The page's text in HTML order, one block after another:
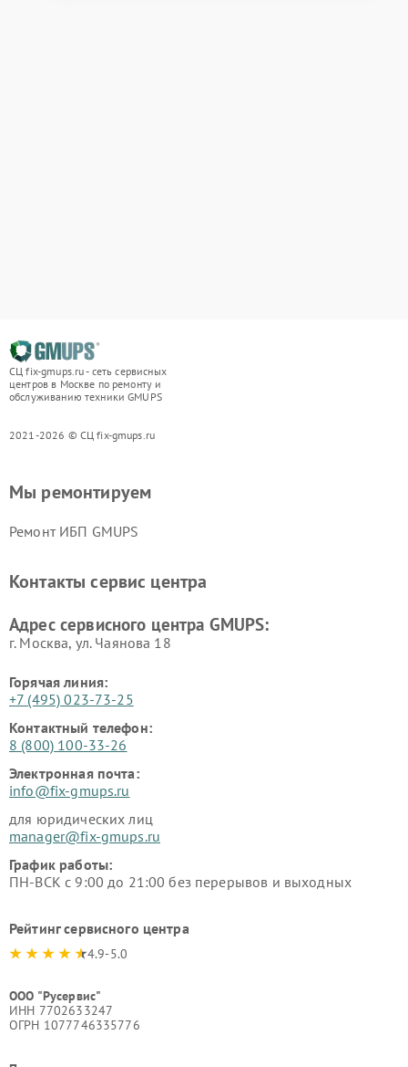
СЦ fix-gmups.ru - сеть сервисных
центров в Москве по ремонту и
обслуживанию техники GMUPS
2021-2026 © СЦ fix-gmups.ru
Мы ремонтируем
Ремонт ИБП GMUPS
Контакты сервис центра
Адрес сервисного центра GMUPS:
г. Москва, ул. Чаянова 18
Горячая линия:
+7 (495) 023-73-25
Контактный телефон:
8 (800) 100-33-26
Электронная почта:
info@fix-gmups.ru
для юридических лиц
manager@fix-gmups.ru
График работы:
ПН-ВСК с 9:00 до 21:00 без перерывов и выходных
Рейтинг сервисного центра
4.9-5.0
ООО "Русервис"
ИНН 7702633247
ОГРН 1077746335776